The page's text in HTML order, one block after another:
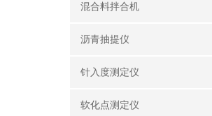
混合料拌合机
沥青抽提仪
针入度测定仪
软化点测定仪